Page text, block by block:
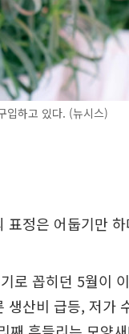
입하고 있다. (뉴시스)
표정은 어둡기만 하
로 꼽히던 5월이
산비 급등, 저가